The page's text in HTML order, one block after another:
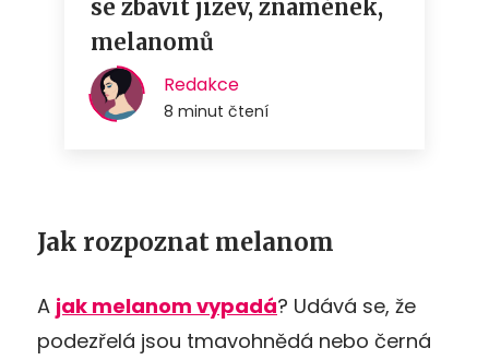
Jak rozpoznat melanom
A jak melanom vypadá? Udává se, že
podezřelá jsou tmavohnědá nebo černá